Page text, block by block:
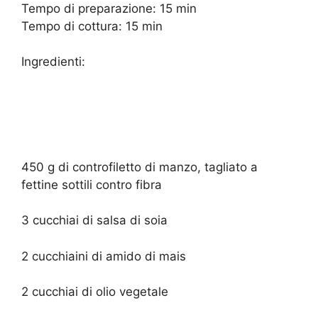
Tempo di preparazione: 15 min
Tempo di cottura: 15 min
Ingredienti:
450 g di controfiletto di manzo, tagliato a
fettine sottili contro fibra
3 cucchiai di salsa di soia
2 cucchiaini di amido di mais
2 cucchiai di olio vegetale